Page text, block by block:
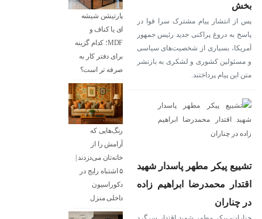
بخش
پس از انتشار پیام مشترک سرا قوا در
پاسخ به دروغ پراکنی جدید رئیس جمهور
آمریکا، بسیاری از شخصیت‌‎های سیاسی
و مسئولین کشوری و لشکری به بازنشر
متن این پیام پرداختند.
تشییع پیکر مطهر پاسدار شهید
اقتدار محمدرضا ابراهیم زاده
در چناران
پارتیشن شیشه
ای یا کناف و
MDF؛ کدام گزینه
برای دفتر کار به
صرفه تر است؟
رنگ‌هایی که
آرامش را از
خانه‌تان می‌دزدند |
۵ اشتباه رایج در
دکوراسیون
داخلی منزل